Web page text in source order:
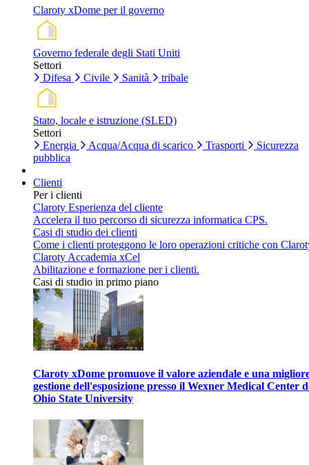
Claroty xDome per il governo
Governo federale degli Stati Uniti
Settori
Difesa
Civile Sanità tribale
Stato, locale e istruzione (SLED)
Settori
Energia
Acqua/Acqua di scarico Trasporti
Sicurezza
pubblica
Clienti
Per i clienti
Claroty Esperienza del cliente
Accelera il tuo percorso di sicurezza informatica CPS.
Casi di studio dei clienti
Come i clienti proteggono le loro operazioni critiche con
Claroty Accademia xCel
Abilitazione e formazione per i clienti.
Casi di studio in primo piano
Claroty xDome promuove il valore aziendale e una
gestione dell'esposizione presso il Wexner Medical Center
Ohio State University